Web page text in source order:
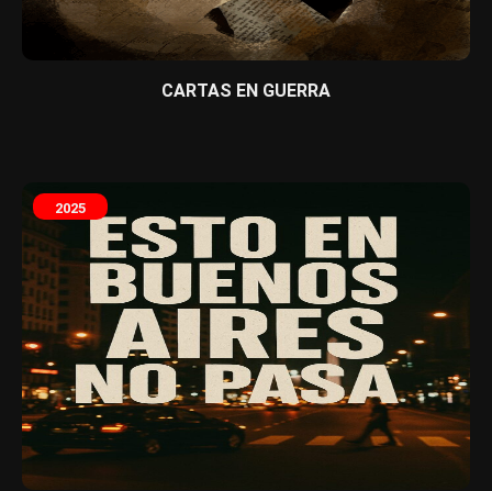
CARTAS EN GUERRA
2025